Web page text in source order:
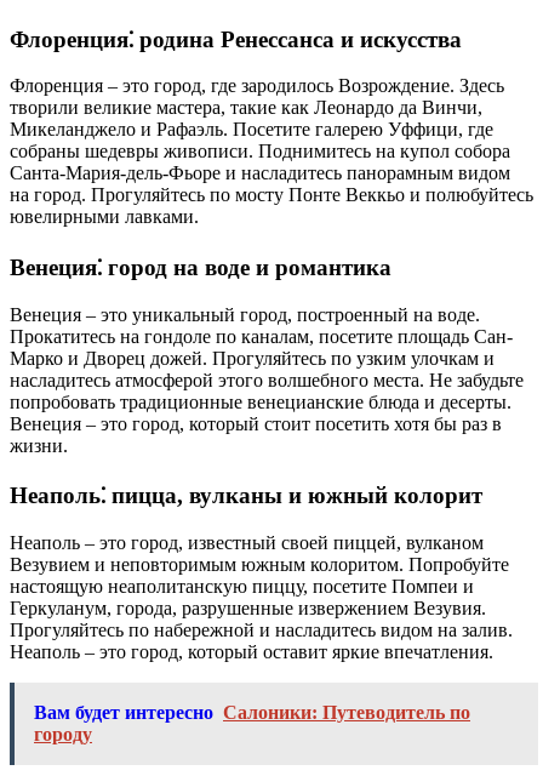
Флоренция⁚ родина Ренессанса и искусства
Флоренция – это город, где зародилось Возрождение. Здесь
творили великие мастера, такие как Леонардо да Винчи,
Микеланджело и Рафаэль. Посетите галерею Уффици, где
собраны шедевры живописи. Поднимитесь на купол собора
Санта-Мария-дель-Фьоре и насладитесь панорамным видом
на город. Прогуляйтесь по мосту Понте Веккьо и полюбуйтесь
ювелирными лавками.
Венеция⁚ город на воде и романтика
Венеция – это уникальный город, построенный на воде.
Прокатитесь на гондоле по каналам, посетите площадь Сан-
Марко и Дворец дожей. Прогуляйтесь по узким улочкам и
насладитесь атмосферой этого волшебного места. Не забудьте
попробовать традиционные венецианские блюда и десерты.
Венеция – это город, который стоит посетить хотя бы раз в
жизни.
Неаполь⁚ пицца, вулканы и южный колорит
Неаполь – это город, известный своей пиццей, вулканом
Везувием и неповторимым южным колоритом. Попробуйте
настоящую неаполитанскую пиццу, посетите Помпеи и
Геркуланум, города, разрушенные извержением Везувия.
Прогуляйтесь по набережной и насладитесь видом на залив.
Неаполь – это город, который оставит яркие впечатления.
Вам будет интересно Салоники: Путеводитель по
городу